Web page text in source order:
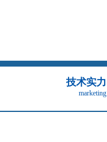
技术实力
marketing